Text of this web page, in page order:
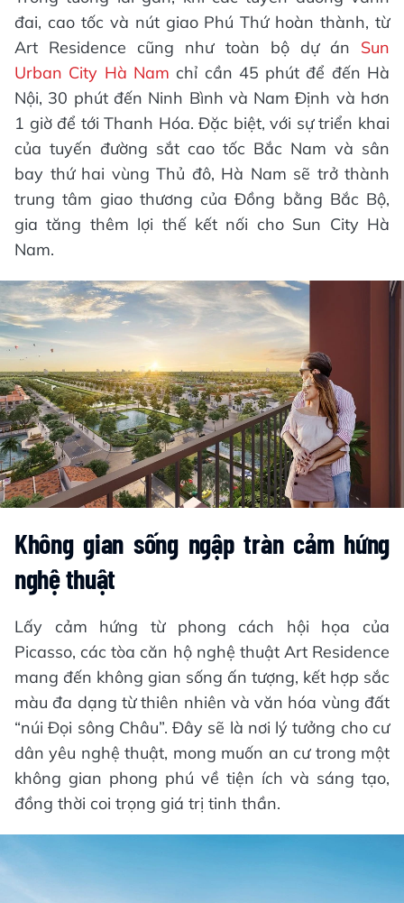
Vị trí trung tâm siêu kết nối của Sun
Urban City Hà Nam
Phân khu Art Residence nằm liền kề với công
viên lễ hội trong dự án đại đô thịSun City Hà
Nam rộng 420 ha do Sun Property (thuộc Tập
đoàn Sun Group) phát triển. Phân khu sở hữu
nhiều lợi thế vượt trội về vị trí như nằm ngay gần
Quốc lộ 1A – trục giao thông chính của cả nước,
thị. Từ đó, cư dân của Art Residence sẽ dễ dàng
kết nối với trung tâm TP. Phủ Lý và các khu vực
lân cận.
Trong tương lai gần, khi các tuyến đường vành
đai, cao tốc và nút giao Phú Thứ hoàn thành, từ
Art Residence cũng như toàn bộ dự án
Urban City Hà Nam